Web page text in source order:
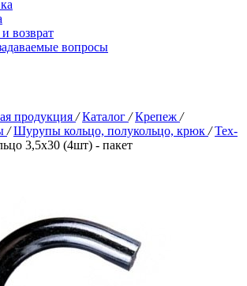
возврат
вопросы
продукция / Каталог / Крепеж /
/ Шурупы кольцо, полукольцо, крюк / Тех-
3,5х30 (4шт) - пакет